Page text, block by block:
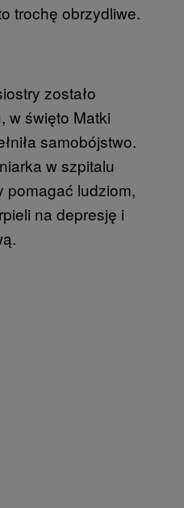
trochę obrzydliwe.
zostało
w święto Matki
samobójstwo.
w szpitalu
pomagać ludziom,
na depresję i